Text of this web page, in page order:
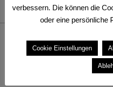
Copyright © 2026TSV 1891
Theme: Catch
verbessern. Die können die
oder eine persönliche
Cookie Einstellungen